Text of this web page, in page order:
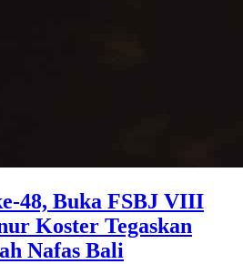
48, Buka FSBJ VIII
Koster Tegaskan
Nafas Bali